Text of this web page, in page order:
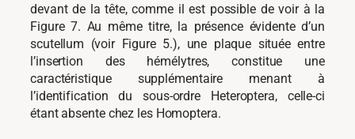
devant de la tête, comme il est possible de voir à la
Figure 7. Au même titre, la présence évidente d’un
scutellum (voir Figure 5.), une plaque située entre
l’insertion des hémélytres, constitue une
caractéristique supplémentaire menant à
l’identification du sous-ordre Heteroptera, celle-ci
étant absente chez les Homoptera.